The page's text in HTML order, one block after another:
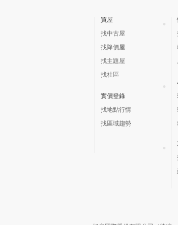
買屋
找中古屋
找降價屋
找主題屋
找社區
實價登錄
找地點行情
找區域趨勢